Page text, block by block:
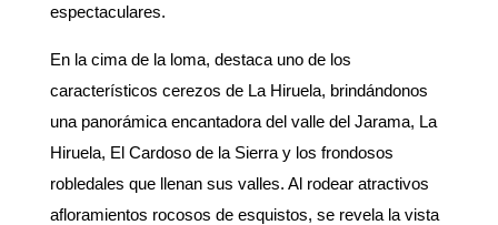
espectaculares.
En la cima de la loma, destaca uno de los
característicos cerezos de La Hiruela, brindándonos
una panorámica encantadora del valle del Jarama, La
Hiruela, El Cardoso de la Sierra y los frondosos
robledales que llenan sus valles. Al rodear atractivos
afloramientos rocosos de esquistos, se revela la vista